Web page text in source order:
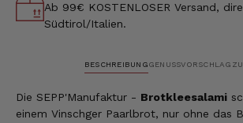
Ab 99€ KOSTENLOSER Versand,
Südtirol/Italien.
BESCHREIBUNGGENUSSVORSCHLAG
Die SEPP'Manufaktur - Brotkleesalami
einem Vinschger Paarlbrot, nur ohne das